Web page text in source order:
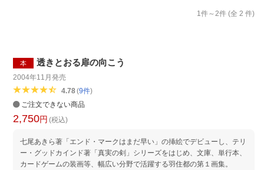
1 件～ 2件 (全 2 件)
本 透きとおる扉の向こう
2004年11月発売
4.78(9件)
ご注文できない商品
2,750円 (税込)
七尾あきら著「エンド・マークはまだ早い」の挿絵でデビューし、テリ
ー・グッドカインド著「真実の剣」シリーズをはじめ、文庫、単行本、
カードゲームの装画等、幅広い分野で活躍する羽住都の第１画集。